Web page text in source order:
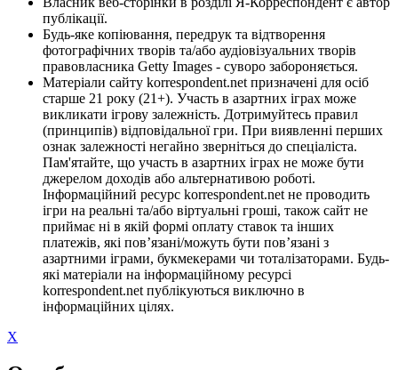
публікації.
Будь-яке копіювання, передрук та відтворення
фотографічних творів та/або аудіовізуальних творів
правовласника Getty Images - суворо забороняється.
Матеріали сайту korrespondent.net призначені для осіб
старше 21 року (21+). Участь в азартних іграх може
викликати ігрову залежність. Дотримуйтесь правил
(принципів) відповідальної гри. При виявленні перших
ознак залежності негайно зверніться до спеціаліста.
Пам'ятайте, що участь в азартних іграх не може бути
джерелом доходів або альтернативою роботі.
Інформаційний ресурс korrespondent.net не проводить
ігри на реальні та/або віртуальні гроші, також сайт не
приймає ні в якій формі оплату ставок та інших
платежів, які пов’язані/можуть бути пов’язані з
азартними іграми, букмекерами чи тоталізаторами. Будь-
які матеріали на інформаційному ресурсі
korrespondent.net публікуються виключно в
інформаційних цілях.
X